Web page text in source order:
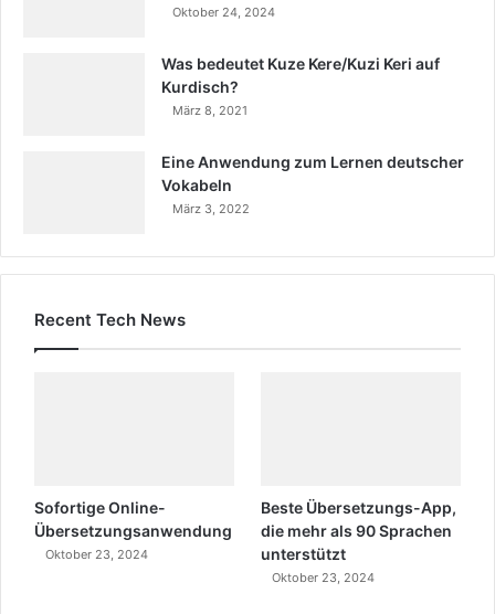
Oktober 24, 2024
Was bedeutet Kuze Kere/Kuzi Keri auf
Kurdisch?
März 8, 2021
Eine Anwendung zum Lernen deutscher
Vokabeln
März 3, 2022
Recent Tech News
Sofortige Online-
Übersetzungsanwendung
Oktober 23, 2024
Beste Übersetzungs-App,
die mehr als 90 Sprachen
unterstützt
Oktober 23, 2024